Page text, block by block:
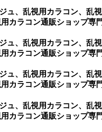
ュ、乱視用カラコン、
カラコン通販ショップ専
ュ、乱視用カラコン、
カラコン通販ショップ専
ュ、乱視用カラコン、
カラコン通販ショップ専
ュ、乱視用カラコン、
カラコン通販ショップ専